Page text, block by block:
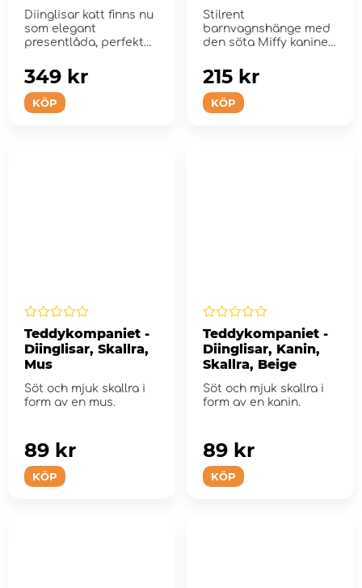
Diinglisar katt finns nu
som elegant
presentlåda, perfekt
KÖP
349 kr
Stilrent
barnvagnshänge med
den söta Miffy kaninen
KÖP
215 kr
Teddykompaniet -
Diinglisar, Skallra,
Mus
Söt och mjuk skallra i
form av en mus.
KÖP
89 kr
Teddykompaniet -
Diinglisar, Kanin,
Skallra, Beige
Söt och mjuk skallra i
form av en kanin.
KÖP
89 kr